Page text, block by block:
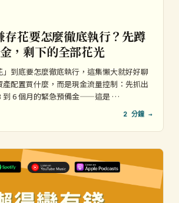
存花要怎麼徹底執行？先蹲
，剩下的全部花光
到底要怎麼徹底執行，這集懶大就好好聊
產配置買什麼，而是現金流量控制：先抓出
到 6 個月的緊急預備金——這是 …
2 分鐘 →